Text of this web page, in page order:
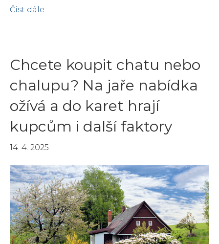
Číst dále
Chcete koupit chatu nebo
chalupu? Na jaře nabídka
ožívá a do karet hrají
kupcům i další faktory
14. 4. 2025